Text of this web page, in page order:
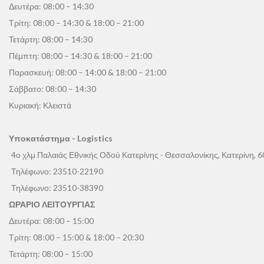
Δευτέρα: 08:00 – 14:30
Τρίτη: 08:00 – 14:30 & 18:00 – 21:00
Τετάρτη: 08:00 – 14:30
Πέμπτη: 08:00 – 14:30 & 18:00 – 21:00
Παρασκευή: 08:00 – 14:00 & 18:00 – 21:00
Σάββατο: 08:00 – 14:30
Κυριακή: Κλειστά
Υποκατάστημα - Logistics
4ο χλμ Παλαιάς Εθνικής Οδού Κατερίνης - Θεσσαλονίκης, Κατερίνη,
Τηλέφωνο: 23510-22190
Τηλέφωνο: 23510-38390
ΩΡΑΡΙΟ ΛΕΙΤΟΥΡΓΙΑΣ
Δευτέρα: 08:00 – 15:00
Τρίτη: 08:00 – 15:00 & 18:00 – 20:30
Τετάρτη: 08:00 – 15:00